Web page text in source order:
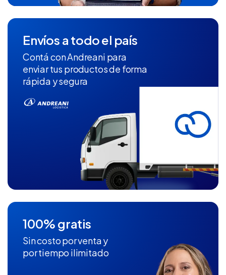
Envíos a todo el país
Contá con Andreani para
enviar tus productos de forma
rápida y segura
100% gratis
Sin costo por venta y
por tiempo ilimitado